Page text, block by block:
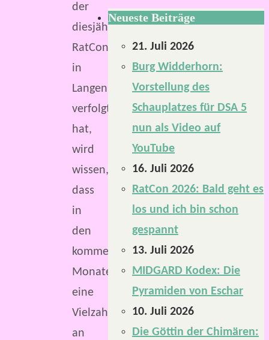
der
diesjährigen
RatCon
in
Langen
verfolgt
hat,
wird
wissen,
dass
in
den
kommenden
Monaten
eine
Vielzahl
an
Neueste Beiträge
21. Juli 2026
Burg Widderhorn:
Vorstellung des
Schauplatzes für DSA 5
nun als Video auf
YouTube
16. Juli 2026
RatCon 2026: Bald geht es
los und ich bin schon
gespannt
13. Juli 2026
MIDGARD Kodex: Die
Pyramiden von Eschar
10. Juli 2026
Die Göttin der Chimären: